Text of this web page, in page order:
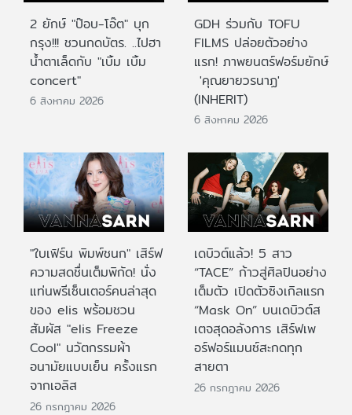
2 ยักษ์ "ป๊อบ-โอ๊ต" บุก
กรุง!!! ชวนกดบัตร. ..ไปฮา
น้ำตาเล็ดกับ "เบิ้ม เบิ้ม
concert"
6 สิงหาคม 2026
GDH ร่วมกับ TOFU
FILMS ปล่อยตัวอย่าง
แรก! ภาพยนตร์ฟอร์มยักษ์
'คุณยายวรนาฏ'
(INHERIT)
6 สิงหาคม 2026
"ใบเฟิร์น พิมพ์ชนก" เสิร์ฟ
ความสดชื่นเต็มพิกัด! นั่ง
แท่นพรีเซ็นเตอร์คนล่าสุด
ของ elis พร้อมชวน
สัมผัส "elis Freeze
Cool" นวัตกรรมผ้า
อนามัยแบบเย็น ครั้งแรก
จากเอลิส
26 กรกฎาคม 2026
เดบิวต์แล้ว! 5 สาว
“TACE” ก้าวสู่ศิลปินอย่าง
เต็มตัว เปิดตัวซิงเกิลแรก
“Mask On” บนเดบิวต์ส
เตจสุดอลังการ เสิร์ฟเพ
อร์ฟอร์แมนซ์สะกดทุก
สายตา
26 กรกฎาคม 2026